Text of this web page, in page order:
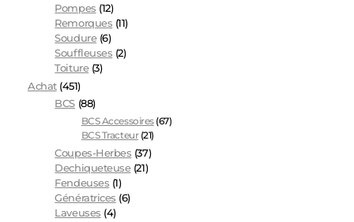
Pompes (12)
Remorques (11)
Soudure (6)
Souffleuses (2)
Toiture (3)
Achat (451)
BCS (88)
BCS Accessoires (67)
BCS Tracteur (21)
Coupes-Herbes (37)
Dechiqueteuse (21)
Fendeuses (1)
Génératrices (6)
Laveuses (4)